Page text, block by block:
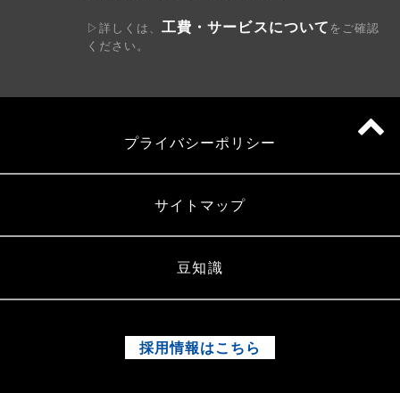
▷詳しくは、工費・サービスについてをご確認
ください。
プライバシーポリシー
サイトマップ
豆知識
採用情報はこちら